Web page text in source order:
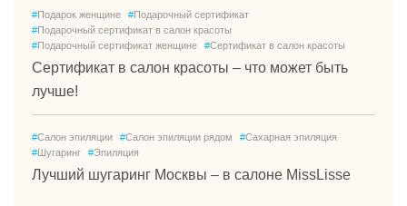
#Подарок женщине #Подарочный сертификат
#Подарочный сертификат в салон красоты
#Подарочный сертификат женщине #Сертификат в салон красоты
Сертификат в салон красоты – что может быть
лучше!
#Салон эпиляции #Салон эпиляции рядом #Сахарная эпиляция
#Шугаринг #Эпиляция
Лучший шугаринг Москвы – в салоне MissLisse